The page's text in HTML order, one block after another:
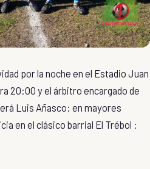
por la noche en el Estadio Juan
20:00 y el árbitro encargado de
Luis Añasco; en mayores
en el clásico barrial El Trébol :